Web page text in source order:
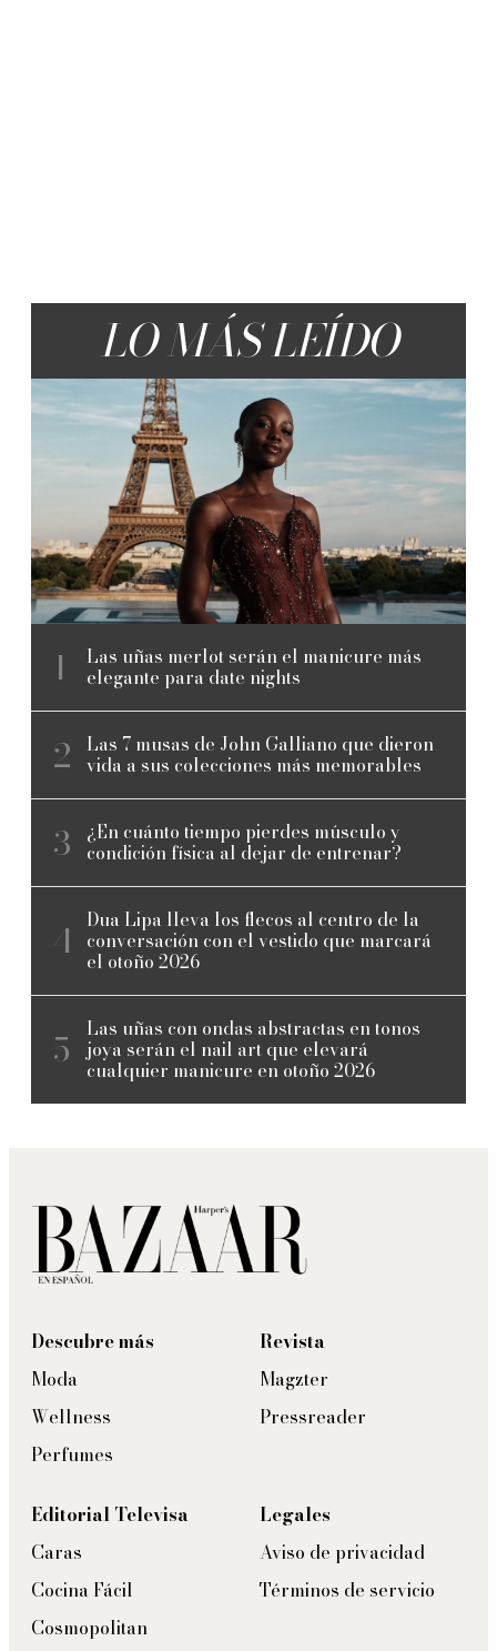
LO MÁS LEÍDO
Las uñas merlot serán el manicure más
elegante para date nights
Las 7 musas de John Galliano que dieron
vida a sus colecciones más memorables
¿En cuánto tiempo pierdes músculo y
condición física al dejar de entrenar?
Dua Lipa lleva los flecos al centro de la
conversación con el vestido que marcará
el otoño 2026
Las uñas con ondas abstractas en tonos
joya serán el nail art que elevará
cualquier manicure en otoño 2026
Descubre más
Moda
Wellness
Perfumes
Revista
Magzter
Pressreader
Editorial Televisa
Caras
Cocina Fácil
Cosmopolitan
Legales
Aviso de privacidad
Términos de servicio